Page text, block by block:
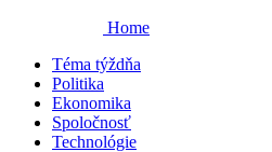
Home
Téma týždňa
Politika
Ekonomika
Spoločnosť
Technológie